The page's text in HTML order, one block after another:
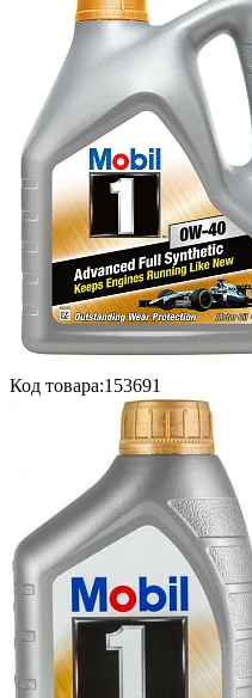
Код товара:153691